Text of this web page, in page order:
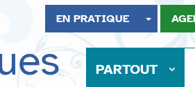
EN PRATIQUE
PARTOUT